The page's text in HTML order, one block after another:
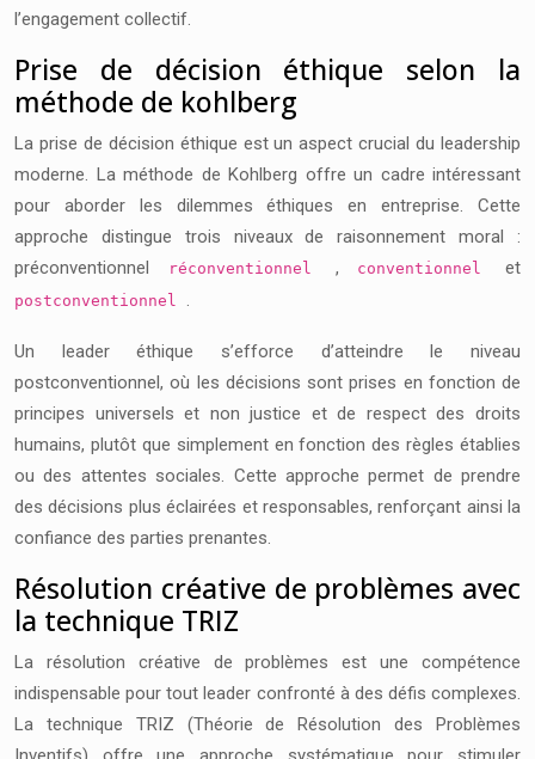
l’engagement collectif.
Prise de décision éthique selon la
méthode de kohlberg
La prise de décision éthique est un aspect crucial du leadership
moderne. La méthode de Kohlberg offre un cadre intéressant
pour aborder les dilemmes éthiques en entreprise. Cette
approche distingue trois niveaux de raisonnement moral :
préconventionnel
réconventionnel , conventionnel et
postconventionnel .
Un leader éthique s’efforce d’atteindre le niveau
postconventionnel, où les décisions sont prises en fonction de
principes universels et non justice et de respect des droits
humains, plutôt que simplement en fonction des règles établies
ou des attentes sociales. Cette approche permet de prendre
des décisions plus éclairées et responsables, renforçant ainsi la
confiance des parties prenantes.
Résolution créative de problèmes avec
la technique TRIZ
La résolution créative de problèmes est une compétence
indispensable pour tout leader confronté à des défis complexes.
La technique TRIZ (Théorie de Résolution des Problèmes